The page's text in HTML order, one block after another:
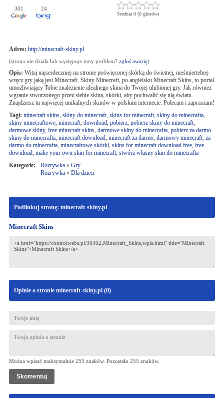
301 24
Średnia 0 (0 głosów)
Adres: http://minecraft-skiny.pl
(strona nie działa lub występuje inny problem? zgłoś awarię)
Opis: Witaj najserdeczniej na stronie poświęconej skórką do świetnej, nieśmiertelnej
wręcz gry jaką jest Minecraft. Skiny Minecraft, po angielsku Minecraft Skins, to portal
umożliwiający Tobie znalezienie idealnego skina do Twojej ulubionej gry. Jak również
wgranie stworzonego przez siebie skina, skórki, aby pochwalić się nią światu.
Znajdziesz tu najwięcej unikalnych skinów w polskim internecie. Polecam i zapraszam!
Tagi: minecraft skins, skiny do minecraft, skins for minecraft, skiny do minecrafta,
skiny minecraftowe, minecraft, download, pobierz, pobierz skiny do minecraft,
darmowe skiny, free minecraft skins, darmowe skiny do minecrafta, pobierz za darmo
skiny do minecrafta, minecraft download, minecraft za darmo, darmowy minecraft, za
darmo do minecrafta, minecraftowe skórki, skins for minecraft download free, free
download, make your own skin for minecraft, stwórz własny skin do minecrafta
Kategorie:
Rozrywka» Gry
Rozrywka» Dla dzieci
Podlinkuj stronę: minecraft-skiny.pl
Minecraft Skins
Opinie o stronie minecraft-skiny.pl (0)
Można wpisać maksymalnie 255 znaków. Pozostało 255 znaków.